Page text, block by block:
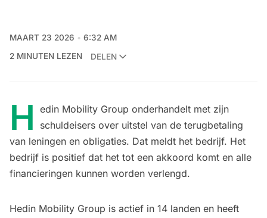
MAART 23 2026
6:32 AM
2 MINUTEN LEZEN
DELEN
H edin Mobility Group onderhandelt met zijn
schuldeisers over uitstel van de terugbetaling
van leningen en obligaties. Dat meldt het bedrijf. Het
bedrijf is positief dat het tot een akkoord komt en alle
financieringen kunnen worden verlengd.
Hedin Mobility Group is actief in 14 landen en heeft